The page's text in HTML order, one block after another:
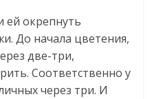
ей окрепнуть
До начала цветения,
две-три,
Соответственно у
через три. И